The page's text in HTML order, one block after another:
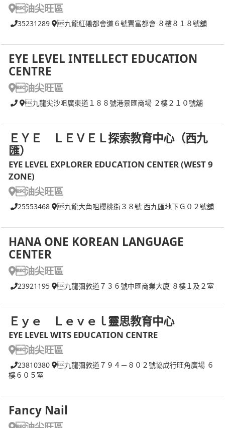
油尖旺區
35231289 九龍紅磡都會道６號置富都會 ８樓８１８號舖
EYE LEVEL INTELLECT EDUCATION
CENTRE
油尖旺區
九龍尖沙咀廣東道１８８號港景匯商場 ２樓２１０號舖
ＥＹＥ ＬＥＶＥＬ探索教育中心（西九
匯）
EYE LEVEL EXPLORER EDUCATION CENTER (WEST 9
ZONE)
油尖旺區
25553468 九龍大角咀櫻桃街３８號 西九匯地下Ｇ０２號舖
HANA ONE KOREAN LANGUAGE
CENTER
油尖旺區
23921195 九龍彌敦道７３６號中匯商業大廈 ８樓１及２室
Ｅｙｅ Ｌｅｖｅｌ靈思教育中心
EYE LEVEL WITS EDUCATION CENTRE
油尖旺區
23810380
九龍彌敦道７９４－８０２號協成行旺角廣場 ６
樓６０５室
Fancy Nail